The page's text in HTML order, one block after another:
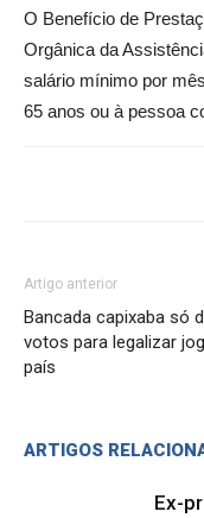
O Benefício de
Orgânica da
salário mínimo por
65 anos ou à pessoa
Artigo anterior
Bancada capixaba só
votos para legalizar
país
ARTIGOS
Ex-